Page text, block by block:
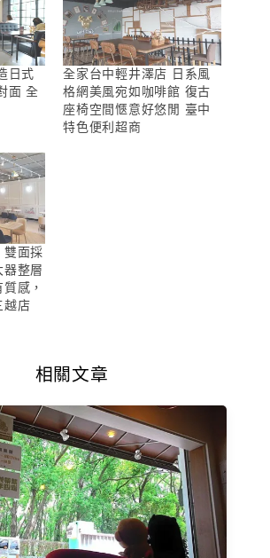
日式
面 全
全家台中輕井澤店 日系風
格網美風宛如咖啡館 復古
座椅空間愜意好悠閒 臺中
特色便利超商
雙面採
器整層
感，
越店
相關文章